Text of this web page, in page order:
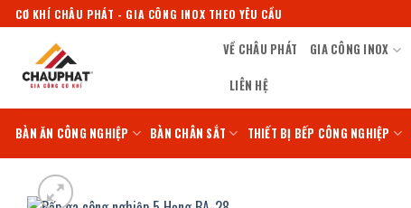
qua
dung
CƠ KHÍ CHÂU PHÁT - GIA CÔNG INOX THEO YÊU CẦU
VỀ CHÂU PHÁT GIA CÔNG INOX
LIÊN HỆ
BÀN ĂN CÔNG NGHIỆP BÀN CHÂN SẮT THIẾT BỊ BẾP CÔNG NGHIỆP